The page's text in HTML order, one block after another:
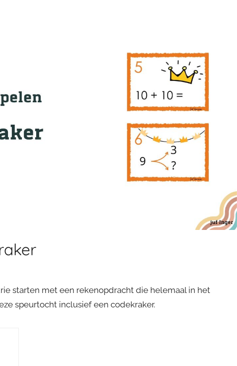
starten met een rekenopdracht die helemaal in het
speurtocht inclusief een codekraker.